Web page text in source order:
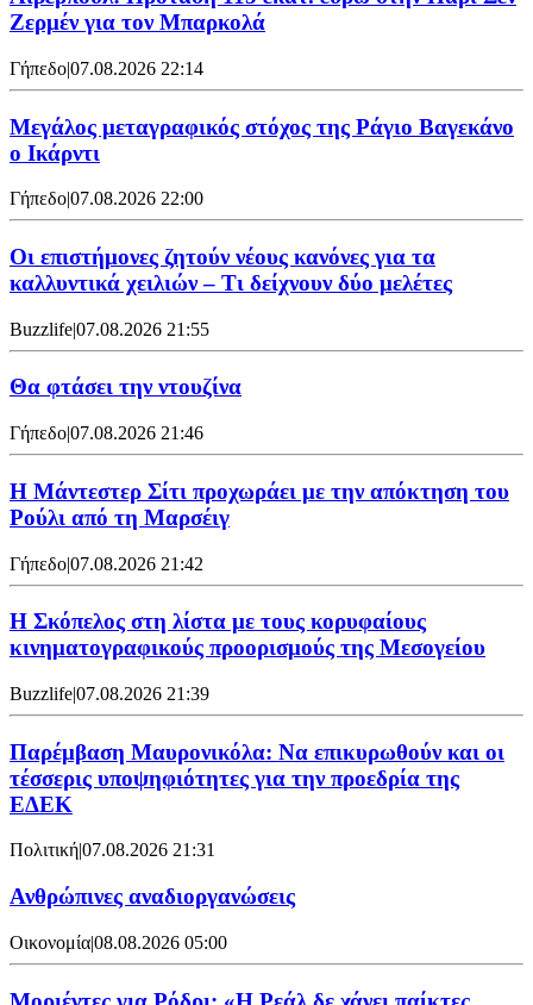
Ζερμέν για τον Μπαρκολά
Γήπεδο|07.08.2026 22:14
Μεγάλος μεταγραφικός στόχος της Ράγιο Βαγεκάνο
ο Ικάρντι
Γήπεδο|07.08.2026 22:00
Οι επιστήμονες ζητούν νέους κανόνες για τα
καλλυντικά χειλιών – Τι δείχνουν δύο μελέτες
Buzzlife|07.08.2026 21:55
Θα φτάσει την ντουζίνα
Γήπεδο|07.08.2026 21:46
Η Μάντεστερ Σίτι προχωράει με την απόκτηση του
Ρούλι από τη Μαρσέιγ
Γήπεδο|07.08.2026 21:42
Η Σκόπελος στη λίστα με τους κορυφαίους
κινηματογραφικούς προορισμούς της Μεσογείου
Buzzlife|07.08.2026 21:39
Παρέμβαση Μαυρονικόλα: Να επικυρωθούν και οι
τέσσερις υποψηφιότητες για την προεδρία της
ΕΔΕΚ
Πολιτική|07.08.2026 21:31
Ανθρώπινες αναδιοργανώσεις
Οικονομία|08.08.2026 05:00